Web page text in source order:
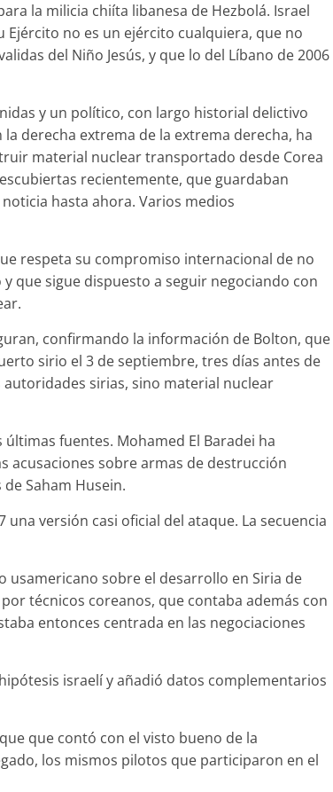
la milicia chiíta libanesa de Hezbolá. Israel
no es un ejército cualquiera, que no
del Niño Jesús, y que lo del Líbano de 2006
y un político, con largo historial delictivo
derecha extrema de la extrema derecha, ha
material nuclear transportado desde Corea
recientemente, que guardaban
hasta ahora. Varios medios
respeta su compromiso internacional de no
que sigue dispuesto a seguir negociando con
confirmando la información de Bolton, que
sirio el 3 de septiembre, tres días antes de
sirias, sino material nuclear
fuentes. Mohamed El Baradei ha
acusaciones sobre armas de destrucción
Saham Husein.
versión casi oficial del ataque. La secuencia
usamericano sobre el desarrollo en Siria de
técnicos coreanos, que contaba además con
entonces centrada en las negociaciones
israelí y añadió datos complementarios
que contó con el visto bueno de la
los mismos pilotos que participaron en el